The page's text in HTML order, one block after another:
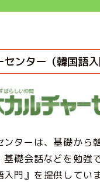
ンター（韓国語入
ンターは、基礎から
基礎会話などを勉強
門』を提供していま